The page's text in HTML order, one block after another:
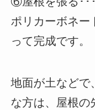
ポリカーボネー
って完成です。
地面が土などで
な方は、屋根の